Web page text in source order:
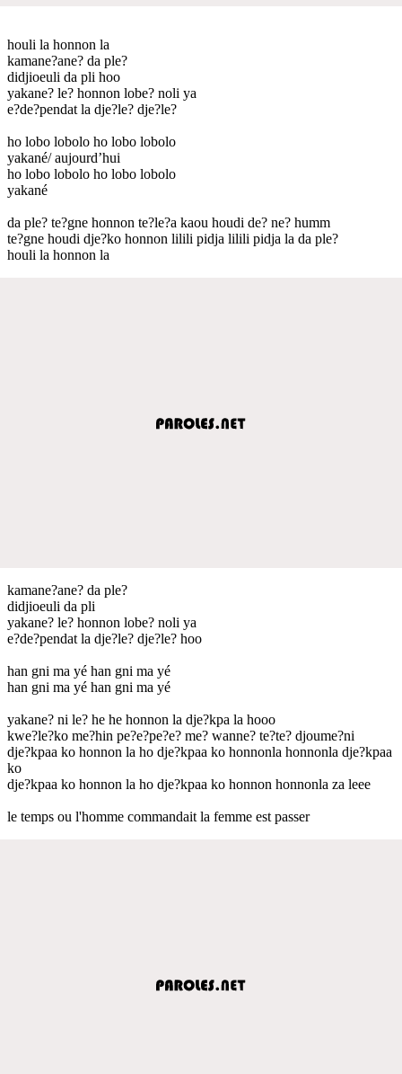
houli la honnon la
kamane?ane? da ple?
didjioeuli da pli hoo
yakane? le? honnon lobe? noli ya
e?de?pendat la dje?le? dje?le?
ho lobo lobolo ho lobo lobolo
yakané/ aujourd’hui
ho lobo lobolo ho lobo lobolo
yakané
da ple? te?gne honnon te?le?a kaou houdi de? ne? humm
te?gne houdi dje?ko honnon lilili pidja lilili pidja la da ple?
houli la honnon la
kamane?ane? da ple?
didjioeuli da pli
yakane? le? honnon lobe? noli ya
e?de?pendat la dje?le? dje?le? hoo
han gni ma yé han gni ma yé
han gni ma yé han gni ma yé
yakane? ni le? he he honnon la dje?kpa la hooo
kwe?le?ko me?hin pe?e?pe?e? me? wanne? te?te? djoume?ni
dje?kpaa ko honnon la ho dje?kpaa ko honnonla honnonla dje?kpaa
ko
dje?kpaa ko honnon la ho dje?kpaa ko honnon honnonla za leee
le temps ou l'homme commandait la femme est passer